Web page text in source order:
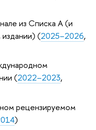
из Списка А (и
(2025–2026,
(2022–2023,
рецензируемом
)